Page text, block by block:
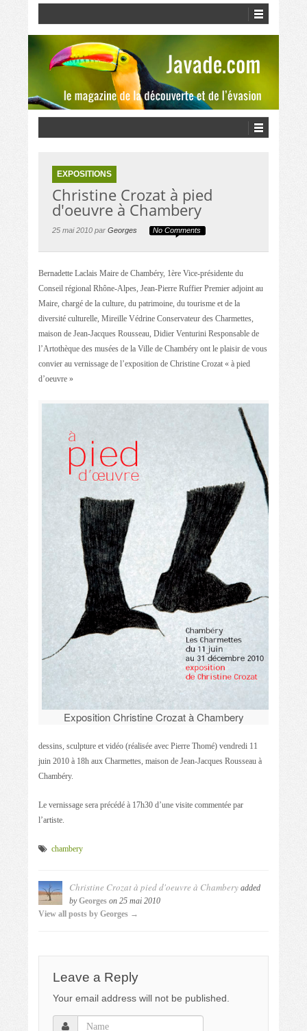
EXPOSITIONS
Christine Crozat à pied
d'oeuvre à Chambery
25 mai 2010 par Georges No Comments
Bernadette Laclais Maire de Chambéry, 1ère Vice-présidente du
Conseil régional Rhône-Alpes, Jean-Pierre Ruffier Premier adjoint au
Maire, chargé de la culture, du patrimoine, du tourisme et de la
diversité culturelle, Mireille Védrine Conservateur des Charmettes,
maison de Jean-Jacques Rousseau, Didier Venturini Responsable de
l’Artothèque des musées de la Ville de Chambéry ont le plaisir de vous
convier au vernissage de l’exposition de Christine Crozat « à pied
d’oeuvre »
Exposition Christine Crozat à Chambery
dessins, sculpture et vidéo (réalisée avec Pierre Thomé) vendredi 11
juin 2010 à 18h aux Charmettes, maison de Jean-Jacques Rousseau à
Chambéry.
Le vernissage sera précédé à 17h30 d’une visite commentée par
l’artiste.
chambery
Christine Crozat à pied d'oeuvre à Chambery added
byGeorges on 25 mai 2010
View all posts by Georges →
Leave a Reply
Your email address will not be published.